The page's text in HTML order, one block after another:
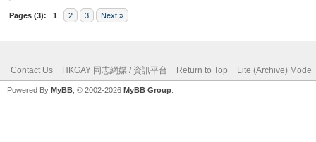
Pages (3): 1 2 3 Next »
Contact Us HKGAY 同志網媒 / 資訊平台 Return to Top Lite (Archive) Mode
Powered By MyBB , © 2002-2026 MyBB Group